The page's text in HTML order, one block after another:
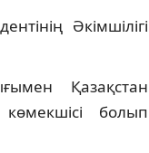
Әкімшілігі
Қазақстан
болып